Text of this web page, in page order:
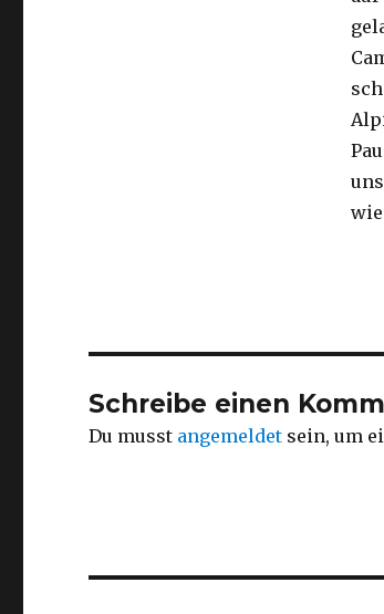
Schreibe einen
Du musst angemeldet sein, um